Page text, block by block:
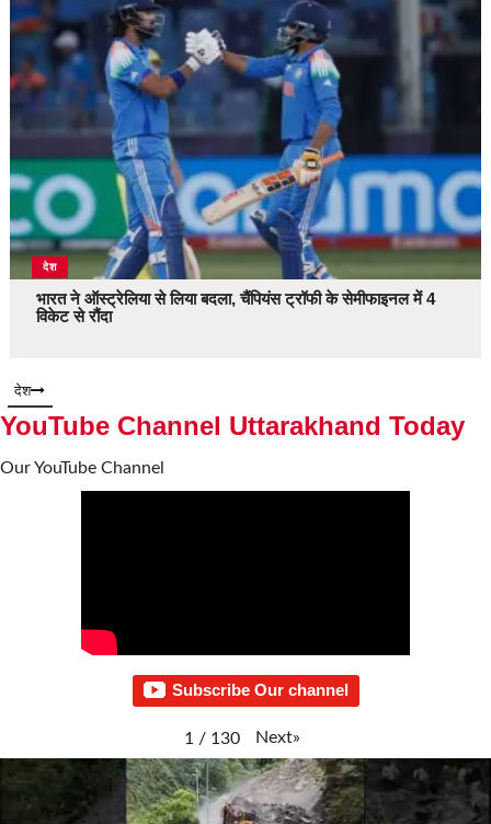
देश
भारत ने ऑस्ट्रेलिया से लिया बदला, चैंपियंस ट्रॉफी के सेमीफाइनल में 4
विकेट से रौंदा
देश
YouTube Channel Uttarakhand Today
Our YouTube Channel
Subscribe Our channel
1 / 130 Next»